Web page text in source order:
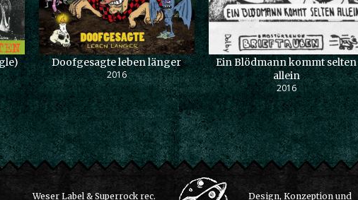
Doofgesagte leben länger
2016
Ein Blödmann kommt selten
allein
2016
Weser Label & Superrock rec. Design, Konzeption und